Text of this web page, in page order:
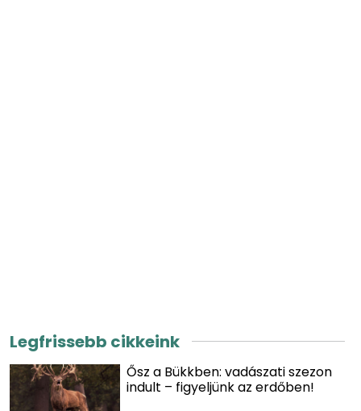
Legfrissebb cikkeink
Ősz a Bükkben: vadászati szezon
indult – figyeljünk az erdőben!